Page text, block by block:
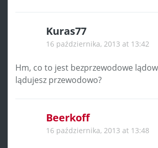
Kuras77
16 października, 2013 at 13:42
Hm, co to jest bezprzewodowe
lądujesz przewodowo?
Beerkoff
16 października, 2013 at 13:48